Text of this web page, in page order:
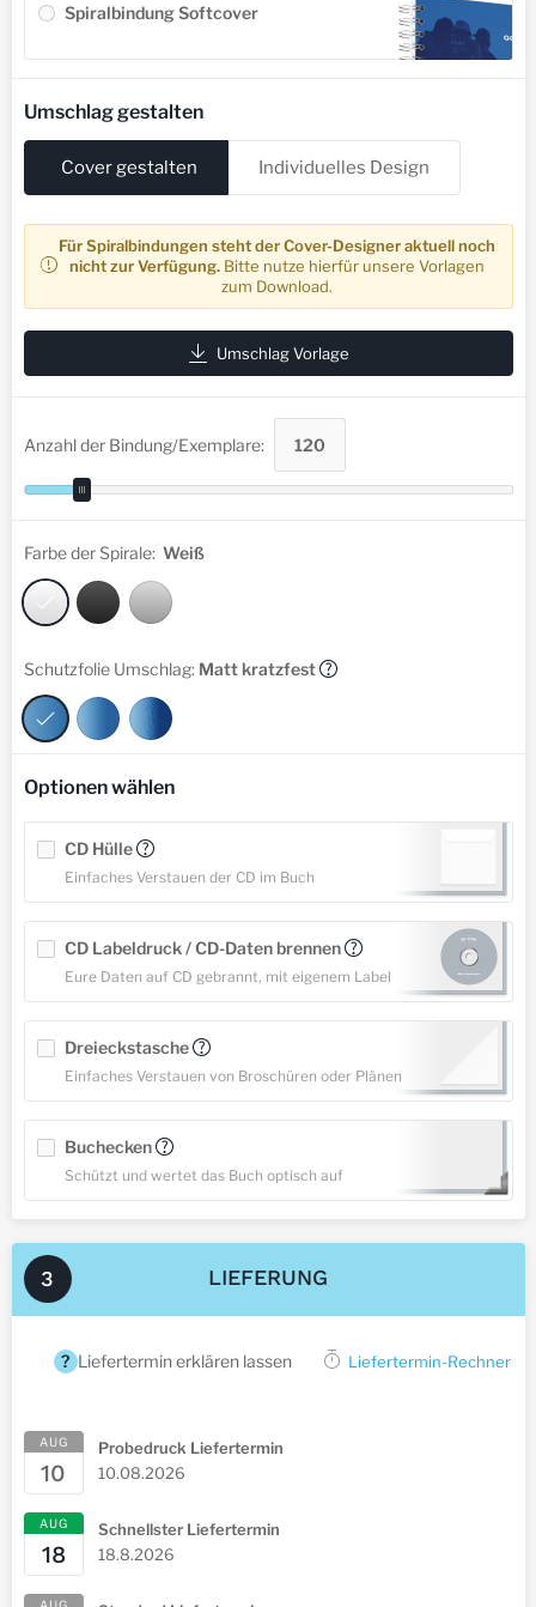
Spiralbindung Softcover
Umschlag gestalten
Cover gestalten Individuelles Design
Für Spiralbindungen steht der Cover-Designer aktuell noch
nicht zur Verfügung. Bitte nutze hierfür unsere Vorlagen
zum Download.
Umschlag Vorlage
Anzahl der Bindung/Exemplare:
Farbe der Spirale: Weiß
Schutzfolie Umschlag: Matt kratzfest
Optionen wählen
CD Hülle
Einfaches Verstauen der CD im Buch
CD Labeldruck / CD-Daten brennen
Eure Daten auf CD gebrannt, mit eigenem Label
Dreieckstasche
Einfaches Verstauen von Broschüren oder Plänen
Buchecken
Schützt und wertet das Buch optisch auf
3 LIEFERUNG
? Liefertermin erklären lassen Liefertermin-Rechner
AUG
10
Probedruck Liefertermin
10.08.2026
AUG
18
Schnellster Liefertermin
18.8.2026